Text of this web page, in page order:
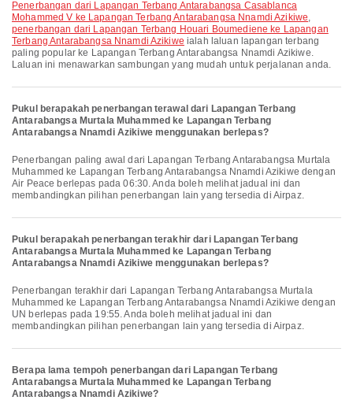
penerbangan dari Lapangan Terbang Antarabangsa Casablanca
Mohammed V ke Lapangan Terbang Antarabangsa Nnamdi Azikiwe,
penerbangan dari Lapangan Terbang Houari Boumediene ke Lapangan
Terbang Antarabangsa Nnamdi Azikiwe ialah laluan lapangan terbang
paling popular ke Lapangan Terbang Antarabangsa Nnamdi Azikiwe.
Laluan ini menawarkan sambungan yang mudah untuk perjalanan anda.
Pukul berapakah penerbangan terawal dari Lapangan Terbang
Antarabangsa Murtala Muhammed ke Lapangan Terbang
Antarabangsa Nnamdi Azikiwe menggunakan berlepas?
Penerbangan paling awal dari Lapangan Terbang Antarabangsa Murtala
Muhammed ke Lapangan Terbang Antarabangsa Nnamdi Azikiwe dengan
Air Peace berlepas pada 06:30. Anda boleh melihat jadual ini dan
membandingkan pilihan penerbangan lain yang tersedia di Airpaz.
Pukul berapakah penerbangan terakhir dari Lapangan Terbang
Antarabangsa Murtala Muhammed ke Lapangan Terbang
Antarabangsa Nnamdi Azikiwe menggunakan berlepas?
Penerbangan terakhir dari Lapangan Terbang Antarabangsa Murtala
Muhammed ke Lapangan Terbang Antarabangsa Nnamdi Azikiwe dengan
UN berlepas pada 19:55. Anda boleh melihat jadual ini dan
membandingkan pilihan penerbangan lain yang tersedia di Airpaz.
Berapa lama tempoh penerbangan dari Lapangan Terbang
Antarabangsa Murtala Muhammed ke Lapangan Terbang
Antarabangsa Nnamdi Azikiwe?